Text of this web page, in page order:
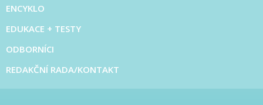
ENCYKLO
EDUKACE + TESTY
ODBORNÍCI
REDAKČNÍ RADA/KONTAKT